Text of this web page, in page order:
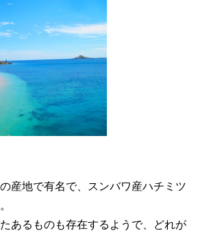
産地で有名で、スンバワ産ハチミツ
あるものも存在するようで、どれが